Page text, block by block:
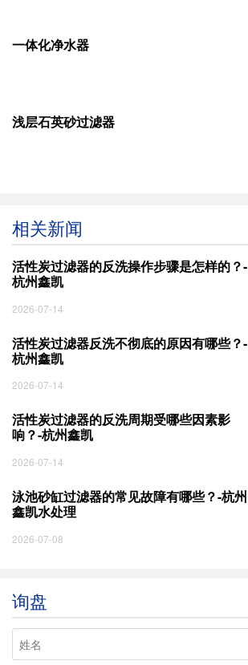
一体化净水器
浅层石英砂过滤器
相关新闻
活性炭过滤器的反洗操作步骤是怎样的？-
杭州鑫凯
2026-07-14
活性炭过滤器反洗不彻底的原因有哪些？-
杭州鑫凯
2026-07-14
活性炭过滤器的反洗周期受哪些因素影
响？-杭州鑫凯
2026-07-14
泳池砂缸过滤器的常见故障有哪些？-杭州
鑫凯水处理
2026-07-08
询盘